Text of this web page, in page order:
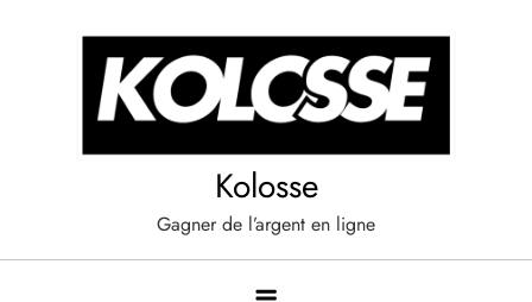
Kolosse
Gagner de l’argent en ligne